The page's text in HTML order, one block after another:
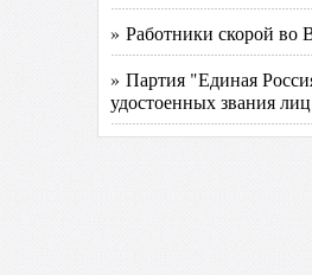
» Работники скорой во
» Партия "Единая
удостоенных звания